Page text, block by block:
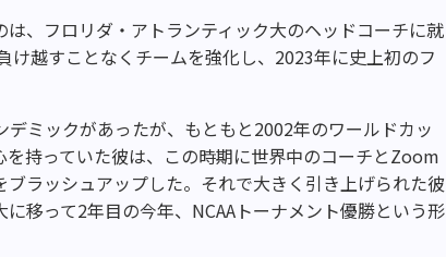
、フロリダ・アトランティック大のヘッドコーチに就
け越すことなくチームを強化し、2023年に史上初のフ
ミックがあったが、もともと2002年のワールドカッ
持っていた彼は、この時期に世界中のコーチとZoom
ラッシュアップした。それで大きく引き上げられた彼
移って2年目の今年、NCAAトーナメント優勝という形